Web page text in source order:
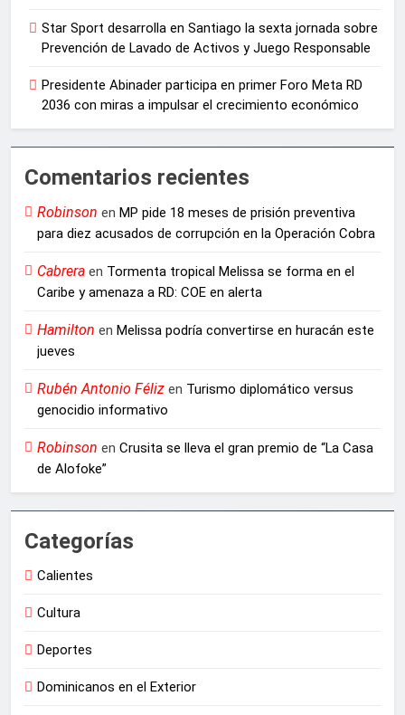
Star Sport desarrolla en Santiago la sexta jornada sobre
Prevención de Lavado de Activos y Juego Responsable
Presidente Abinader participa en primer Foro Meta RD
2036 con miras a impulsar el crecimiento económico
Comentarios recientes
Robinson en MP pide 18 meses de prisión preventiva
para diez acusados de corrupción en la Operación Cobra
Cabrera en Tormenta tropical Melissa se forma en el
Caribe y amenaza a RD: COE en alerta
Hamilton en Melissa podría convertirse en huracán este
jueves
Rubén Antonio Féliz en Turismo diplomático versus
genocidio informativo
Robinson en Crusita se lleva el gran premio de “La Casa
de Alofoke”
Categorías
Calientes
Cultura
Deportes
Dominicanos en el Exterior